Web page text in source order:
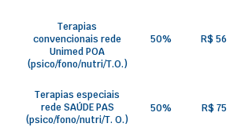
Terapias
convencionais rede
Unimed POA
(psico/fono/nutri/T.O.)
50% R$ 56
Terapias especiais
rede SAÚDE PAS
(psico/fono/nutri/T. O.)
50% R$ 75